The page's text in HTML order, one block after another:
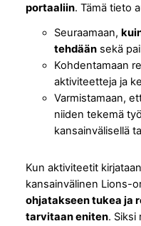
portaaliin. Tämä tieto
Seuraamaan,
tehdäänsekä
Kohdentamaan
aktiviteetteja ja
Varmistamaan,
niiden tekemä
kansainvälisellä
Kun aktiviteetit
kansainvälinen Lions-
ohjatakseen tukea ja
tarvitaan eniten. Siksi